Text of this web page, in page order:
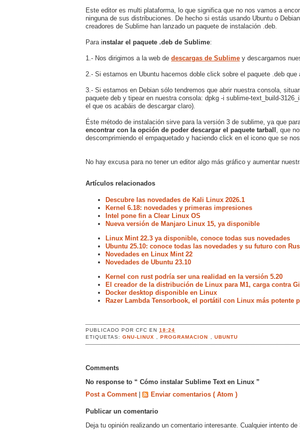
Este editor es multi plataforma, lo que significa que no nos vamos a
ninguna de sus distribuciones. De hecho si estás usando Ubuntu o
creadores de Sublime han lanzado un paquete de instalación .deb.
Para instalar el paquete .deb de Sublime:
1.- Nos dirigimos a la web de descargas de Sublime y descargamos
2.- Si estamos en Ubuntu hacemos doble click sobre el paquete .deb que
3.- Si estamos en Debian sólo tendremos que abrir nuestra consola,
paquete deb y tipear en nuestra consola: dpkg -i sublime-text_build-
el que os acabáis de descargar claro).
Éste método de instalación sirve para la versión 3 de sublime, ya que
encontrar con la opción de poder descargar el paquete tarball , que
descomprimiendo el empaquetado y haciendo click en el icono que se
No hay excusa para no tener un editor algo más gráfico y aumentar
Artículos relacionados
Descubre las novedades de Kali Linux 2026.1
Kernel 6.18: novedades y primeras impresiones
Intel pone fin a Clear Linux OS
Nueva versión de Manjaro Linux 15, ya disponible
Linux Mint 22.3 ya disponible, conoce todas sus novedades
Ubuntu 25.10: conoce todas las novedades y su futuro con
Novedades en Linux Mint 22
Novedades de Ubuntu 23.10
Kernel con rust podría ser una realidad en la versión 5.20
El creador de la distribución de Linux para M1, carga contra
Docker desktop disponible en Linux
Razer Lambda Tensorbook, el portátil con Linux más potente
PUBLICADO PORCFCEN18:24
ETIQUETAS:GNU-LINUX ,PROGRAMACION UBUNTU
Comments
No response to “ Cómo instalar Sublime Text en Linux ”
Post a Comment
Enviar comentarios ( Atom )
Publicar un comentario
Deja tu opinión realizando un comentario interesante. Cualquier intento